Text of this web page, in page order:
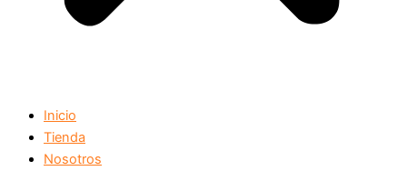
Inicio
Tienda
Nosotros